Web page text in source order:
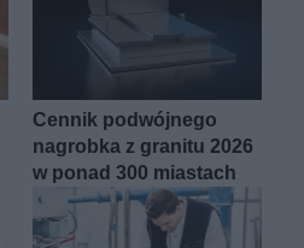
Cennik podwójnego
nagrobka z granitu 2026
w ponad 300 miastach